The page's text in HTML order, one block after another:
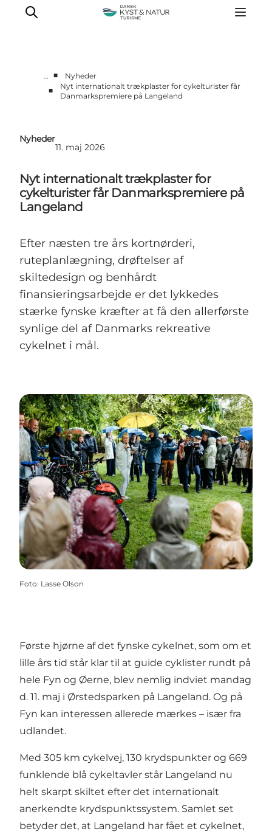
Nyheder
Vidensbank
Om os
Kontakt
… ■
Nyheder
■
Nyt internationalt trækplaster for cykelturister får
Danmarkspremiere på Langeland
Nyheder
11. maj 2026
Nyt internationalt trækplaster for
cykelturister får Danmarkspremiere på
Langeland
Efter næsten tre års kortnørderi,
ruteplanlægning, drøftelser af
skiltedesign og benhårdt
finansieringsarbejde er det lykkedes
stærke fynske kræfter at få den allerførste
synlige del af Danmarks rekreative
cykelnet i mål.
Foto: Lasse Olson
Første hjørne af det fynske cykelnet, som om et
lille års tid står klar til at guide cyklister rundt på
hele Fyn og Øerne, blev nemlig indviet mandag
d. 11. maj i Ørstedsparken på Langeland. Og på
Fyn kan interessen allerede mærkes – især fra
udlandet.
Med 305 km cykelvej, 130 krydspunkter og 669
funklende blå cykeltavler står Langeland nu
helt skarpt skiltet efter det internationalt
anerkendte krydspunktssystem. Samlet set
betyder det, at Langeland har fået et cykelnet,